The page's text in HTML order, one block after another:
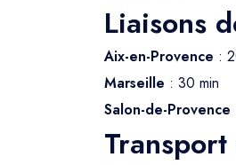
Liaisons
Aix-en-Provence :
Marseille : 30 min
Salon-de-Provence